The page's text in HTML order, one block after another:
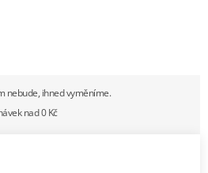
nebude, ihned vyměníme.
nad 0 Kč